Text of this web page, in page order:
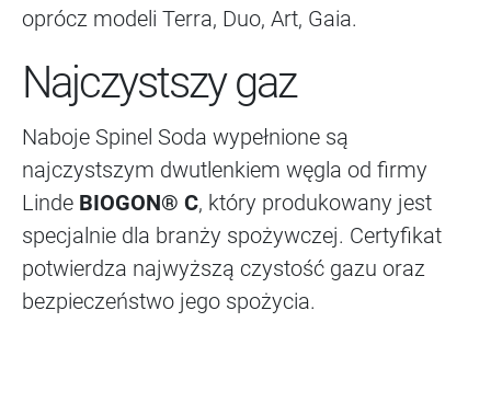
oprócz modeli Terra, Duo, Art, Gaia.
Najczystszy gaz
Naboje Spinel Soda wypełnione są
najczystszym dwutlenkiem węgla od firmy
Linde BIOGON® C, który produkowany jest
specjalnie dla branży spożywczej. Certyfikat
potwierdza najwyższą czystość gazu oraz
bezpieczeństwo jego spożycia.